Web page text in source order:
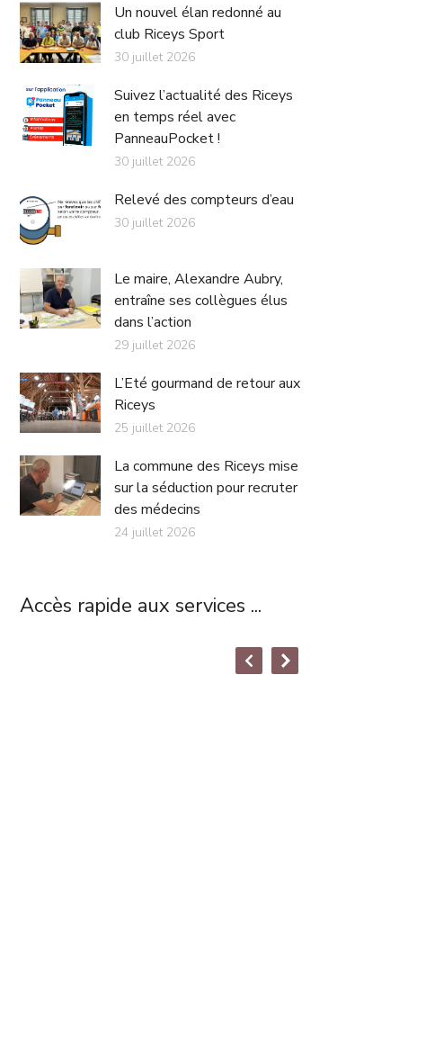
Un nouvel élan redonné au
club Riceys Sport
30 juillet 2026
Suivez l’actualité des Riceys
en temps réel avec
PanneauPocket !
30 juillet 2026
Relevé des compteurs d’eau
30 juillet 2026
Le maire, Alexandre Aubry,
entraîne ses collègues élus
dans l’action
29 juillet 2026
L’Eté gourmand de retour aux
Riceys
25 juillet 2026
La commune des Riceys mise
sur la séduction pour recruter
des médecins
24 juillet 2026
Accès rapide aux services ...